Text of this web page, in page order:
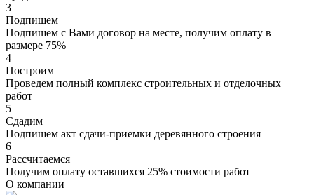
3
Подпишем
Подпишем с Вами договор на месте, получим оплату в
размере 75%
4
Построим
Проведем полный комплекс строительных и отделочных
работ
5
Сдадим
Подпишем акт сдачи-приемки деревянного строения
6
Рассчитаемся
Получим оплату оставшихся 25% стоимости работ
О компании